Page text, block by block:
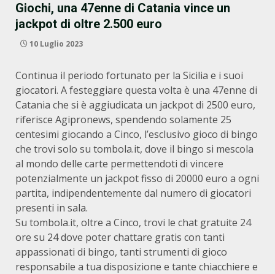
Giochi, una 47enne di Catania vince un
jackpot di oltre 2.500 euro
10 Luglio 2023
Continua il periodo fortunato per la Sicilia e i suoi
giocatori. A festeggiare questa volta è una 47enne di
Catania che si è aggiudicata un jackpot di 2500 euro,
riferisce Agipronews, spendendo solamente 25
centesimi giocando a Cinco, l’esclusivo gioco di bingo
che trovi solo su tombola.it, dove il bingo si mescola
al mondo delle carte permettendoti di vincere
potenzialmente un jackpot fisso di 20000 euro a ogni
partita, indipendentemente dal numero di giocatori
presenti in sala.
Su tombola.it, oltre a Cinco, trovi le chat gratuite 24
ore su 24 dove poter chattare gratis con tanti
appassionati di bingo, tanti strumenti di gioco
responsabile a tua disposizione e tante chiacchiere e